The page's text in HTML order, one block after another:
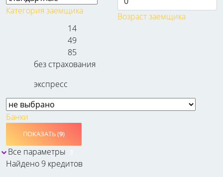
Категория заемщика
Возраст заемщика
14
49
85
без страхования
экспресс
Банки
ПОКАЗАТЬ (9)
Все параметры
Найдено 9 кредитов